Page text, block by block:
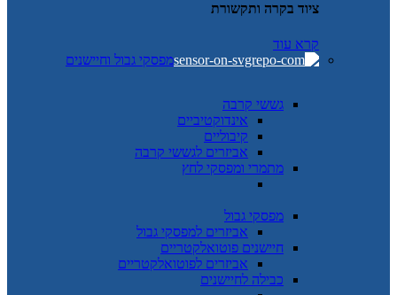
ציוד בקרה ותקשורת
קרא עוד
מפסקי גבול וחיישנים
גששי קרבה
אינדוקטיביים
קיבוליים
אביזרים לגששי קרבה
מתמרי ומפסקי לחץ
מפסקי גבול
אביזרים למפסקי גבול
חיישנים פוטואלקטריים
אביזרים לפוטואלקטריים
כבילה לחיישנים